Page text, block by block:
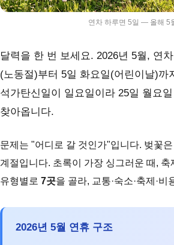
연차 하루면 5일 — 올해 5
달력을 한 번 보세요. 2026년 5월, 연
(노동절)부터 5일 화요일(어린이날)
석가탄신일이 일요일이라 25일 월요
찾아옵니다.
문제는 "어디로 갈 것인가"입니다. 벚꽃
계절입니다. 초록이 가장 싱그러운 때,
유형별로 7곳을 골라, 교통·숙소·축제·
2026년 5월 연휴 구조